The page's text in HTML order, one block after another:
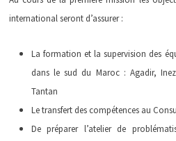
international seront d’assurer :
La formation et la supervision des
dans le sud du Maroc : Agadir,
Tantan
Le transfert des compétences au
De préparer l’atelier de